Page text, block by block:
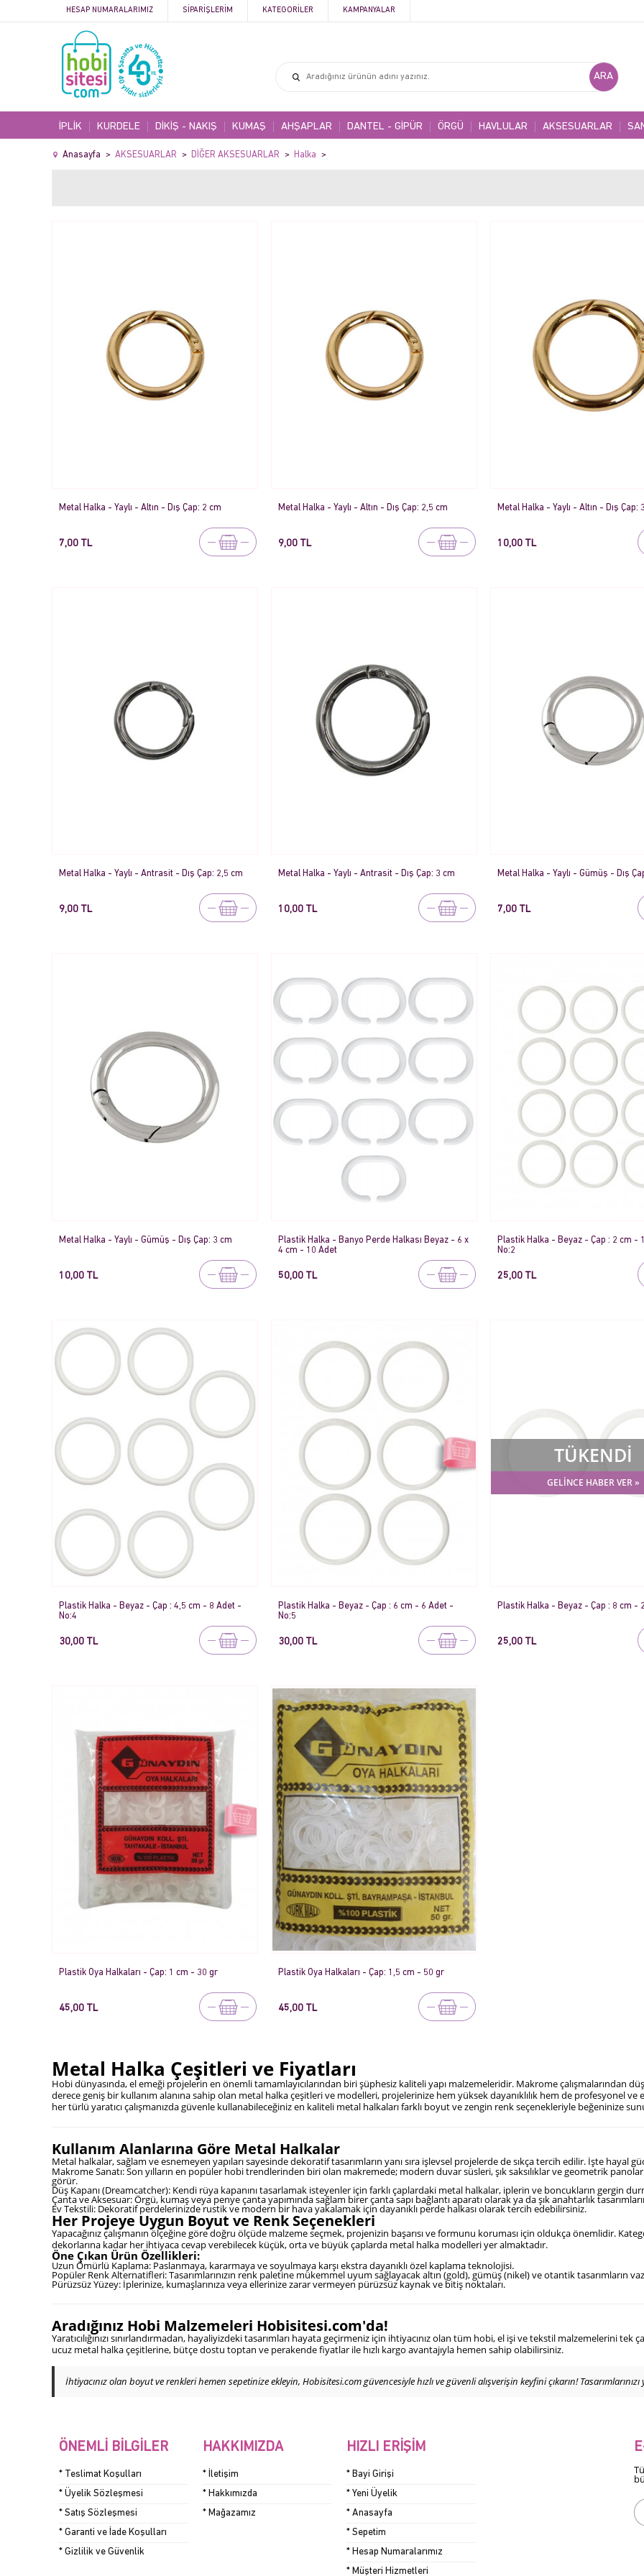
HESAP NUMARALARIMIZ SIPARIŞLERIM KATEGORILER KAMPANYALAR
İPLİK KURDELE DİKİŞ - NAKIŞ KUMAŞ AHŞAPLAR DANTEL - GİPÜR ÖRGÜ HAVLULAR AKSESUARLAR
Anasayfa AKSESUARLAR DİĞER AKSESUARLAR Halka
Metal Halka - Yaylı - Altın - Dış Çap: 2 cm
7,00 TL
Metal Halka - Yaylı - Altın - Dış Çap: 2,5 cm
9,00 TL
Metal Halka - Yaylı - Altın - Dış Çap:
10,00 TL
Metal Halka - Yaylı - Antrasit - Dış Çap: 2,5 cm
9,00 TL
Metal Halka - Yaylı - Antrasit - Dış Çap: 3 cm
10,00 TL
Metal Halka - Yaylı - Gümüş - Dış
7,00 TL
Metal Halka - Yaylı - Gümüş - Dış Çap: 3 cm
10,00 TL
Plastik Halka - Banyo Perde Halkası Beyaz - 6 x
4 cm - 10 Adet
50,00 TL
Plastik Halka - Beyaz - Çap : 2 cm -
No:2
25,00 TL
Plastik Halka - Beyaz - Çap : 4,5 cm - 8 Adet -
No:4
30,00 TL
Plastik Halka - Beyaz - Çap : 6 cm - 6 Adet -
No:5
30,00 TL
TÜKENDİ
GELİNCE HABER VER »
Plastik Halka - Beyaz - Çap : 8 cm -
25,00 TL
Plastik Oya Halkaları - Çap: 1 cm - 30 gr
45,00 TL
Plastik Oya Halkaları - Çap: 1,5 cm - 50 gr
45,00 TL
Metal Halka Çeşitleri ve Fiyatları
Hobi dünyasında, el emeği projelerin en önemli tamamlayıcılarından biri şüphesiz kaliteli yapı malzemeleridir. Makrome çalışmalarından
derece geniş bir kullanım alanına sahip olan metal halka çeşitleri ve modelleri, projelerinize hem yüksek dayanıklılık hem de profesyonel
her türlü yaratıcı çalışmanızda güvenle kullanabileceğiniz en kaliteli metal halkaları farklı boyut ve zengin renk seçenekleriyle beğeninize
Kullanım Alanlarına Göre Metal Halkalar
Metal halkalar, sağlam ve esnemeyen yapıları sayesinde dekoratif tasarımların yanı sıra işlevsel projelerde de sıkça tercih edilir. İşte hayal
Makrome Sanatı: Son yılların en popüler hobi trendlerinden biri olan makremede; modern duvar süsleri, şık saksılıklar ve geometrik
görür.
Düş Kapanı (Dreamcatcher): Kendi rüya kapanını tasarlamak isteyenler için farklı çaplardaki metal halkalar, iplerin ve boncukların gergin
Çanta ve Aksesuar: Örgü, kumaş veya penye çanta yapımında sağlam birer çanta sapı bağlantı aparatı olarak ya da şık anahtarlık
Ev Tekstili: Dekoratif perdelerinizde rustik ve modern bir hava yakalamak için dayanıklı perde halkası olarak tercih edebilirsiniz.
Her Projeye Uygun Boyut ve Renk Seçenekleri
Yapacağınız çalışmanın ölçeğine göre doğru ölçüde malzeme seçmek, projenizin başarısı ve formunu koruması için oldukça önemlidir.
dekorlarına kadar her ihtiyaca cevap verebilecek küçük, orta ve büyük çaplarda metal halka modelleri yer almaktadır.
Öne Çıkan Ürün Özellikleri:
Uzun Ömürlü Kaplama: Paslanmaya, kararmaya ve soyulmaya karşı ekstra dayanıklı özel kaplama teknolojisi.
Popüler Renk Alternatifleri: Tasarımlarınızın renk paletine mükemmel uyum sağlayacak altın (gold), gümüş (nikel) ve otantik tasarımların
Pürüzsüz Yüzey: İplerinize, kumaşlarınıza veya ellerinize zarar vermeyen pürüzsüz kaynak ve bitiş noktaları.
Aradığınız Hobi Malzemeleri Hobisitesi.com'da!
Yaratıcılığınızı sınırlandırmadan, hayaliyizdeki tasarımları hayata geçirmeniz için ihtiyacınız olan tüm hobi, el işi ve tekstil malzemelerini
ucuz metal halka çeşitlerine, bütçe dostu toptan ve perakende fiyatlar ile hızlı kargo avantajıyla hemen sahip olabilirsiniz.
İhtiyacınız olan boyut ve renkleri hemen sepetinize ekleyin, Hobisitesi.com güvencesiyle hızlı ve güvenli alışverişin keyfini çıkarın!
ÖNEMLI BILGILER
* Teslimat Koşulları
* Üyelik Sözleşmesi
* Satış Sözleşmesi
* Garanti ve İade Koşulları
* Gizlilik ve Güvenlik
HAKKIMIZDA
* İletişim
* Hakkımızda
* Mağazamız
HIZLI ERIŞIM
* Bayi Girişi
* Yeni Üyelik
* Anasayfa
* Sepetim
* Hesap Numaralarımız
* Müşteri Hizmetleri